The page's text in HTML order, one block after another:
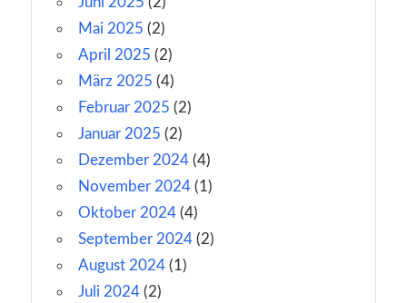
Mai 2025 (2)
April 2025 (2)
März 2025 (4)
Februar 2025 (2)
Januar 2025 (2)
Dezember 2024 (4)
November 2024 (1)
Oktober 2024 (4)
September 2024 (2)
August 2024 (1)
Juli 2024 (2)